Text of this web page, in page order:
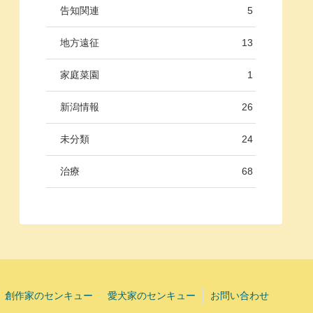
告知関連 5
地方遠征 13
家庭菜園 1
新潟情報 26
未分類 24
治療 68
創作家のセンキュー 愛犬家のセンキュー お問い合わせ